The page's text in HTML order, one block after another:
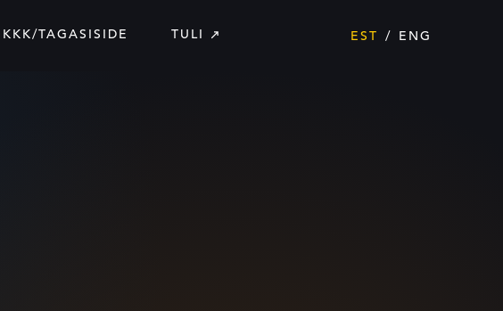
KKK/TAGASISIDE TULI EST ENG